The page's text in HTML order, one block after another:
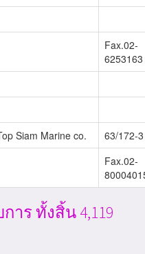
Fax.02-
6253163
Siam Marine co.
63/172-3
Fax.02-
าร ทั้งสิ้น 4,119